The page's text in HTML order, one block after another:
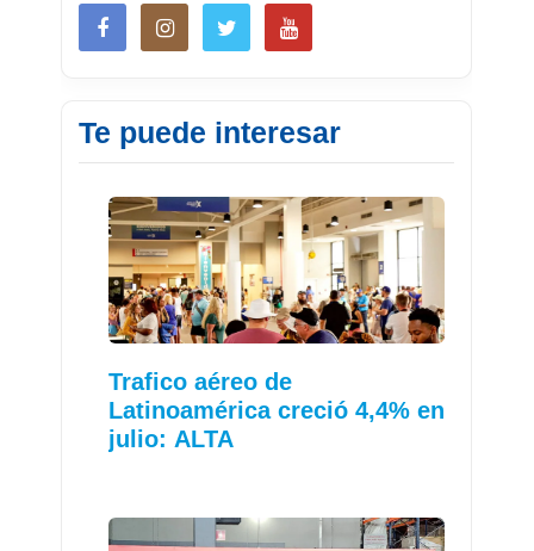
Te puede interesar
Trafico aéreo de
Latinoamérica creció 4,4% en
julio: ALTA